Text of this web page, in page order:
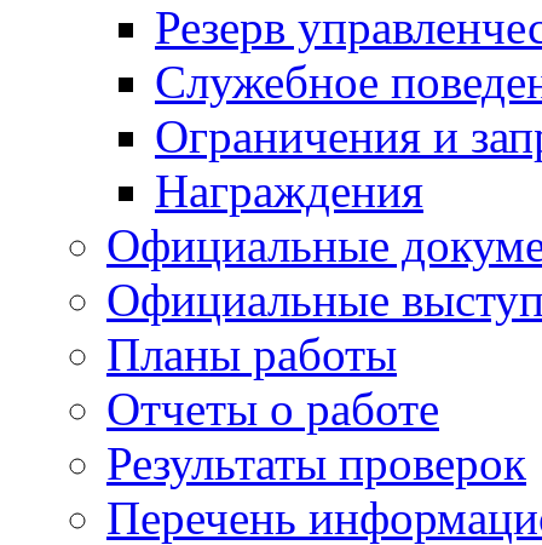
Резерв
Служебное
Ограничения и
Награждения
Официальные
Официальные
Планы работы
Отчеты о работе
Результаты проверок
Перечень